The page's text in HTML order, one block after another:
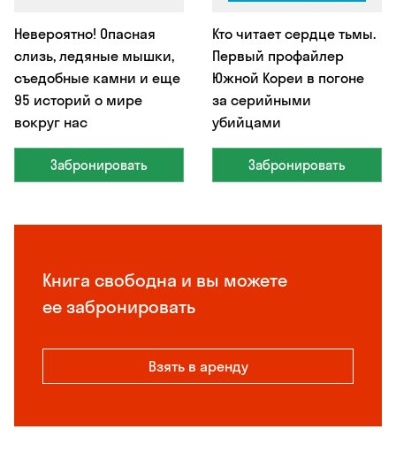
Книга свободна и вы можете
ее забронировать
Взять в аренду
Невероятно! Опасная
слизь, ледяные мышки,
съедобные камни и еще
95 историй о мире
вокруг нас
Забронировать
Кто читает сердце тьмы.
Первый профайлер
Южной Кореи в погоне
за серийными
убийцами
Забронировать